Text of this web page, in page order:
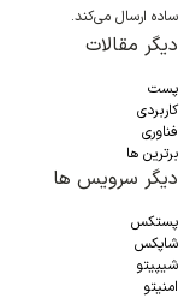
ساده ارسال می‌کند.
دیگر مقالات
پست
کاربردی
فناوری
برترین ها
دیگر سرویس ها
پستکس
شاپکس
شیپیتو
امنیتو